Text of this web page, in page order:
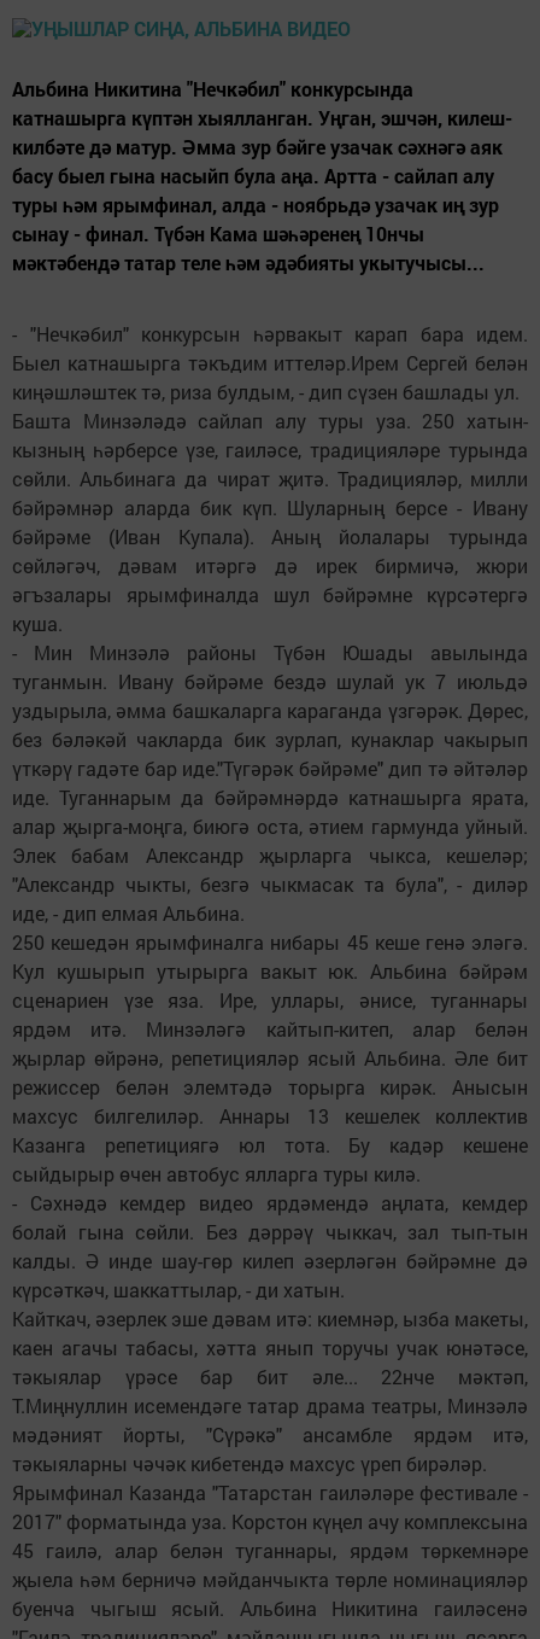
Альбина Никитина "Нечкәбил" конкурсында
катнашырга күптән хыялланган. Уңган, эшчән, килеш-
килбәте дә матур. Әмма зур бәйге узачак сәхнәгә аяк
басу быел гына насыйп була аңа. Артта - сайлап алу
туры һәм ярымфинал, алда - ноябрьдә узачак иң зур
сынау - финал. Түбән Кама шәһәренең 10нчы
мәктәбендә татар теле һәм әдәбияты укытучысы...
- "Нечкәбил" конкурсын һәрвакыт карап бара идем.
Быел катнашырга тәкъдим иттеләр.Ирем Сергей белән
киңәшләштек тә, риза булдым, - дип сүзен башлады ул.
Башта Минзәләдә сайлап алу туры уза. 250 хатын-
кызның һәрберсе үзе, гаиләсе, традицияләре турында
сөйли. Альбинага да чират җитә. Традицияләр, милли
бәйрәмнәр аларда бик күп. Шуларның берсе - Ивану
бәйрәме (Иван Купала). Аның йолалары турында
сөйләгәч, дәвам итәргә дә ирек бирмичә, жюри
әгъзалары ярымфиналда шул бәйрәмне күрсәтергә
куша.
- Мин Минзәлә районы Түбән Юшады авылында
туганмын. Ивану бәйрәме бездә шулай ук 7 июльдә
уздырыла, әмма башкаларга караганда үзгәрәк. Дөрес,
без бәләкәй чакларда бик зурлап, кунаклар чакырып
үткәрү гадәте бар иде."Түгәрәк бәйрәме" дип тә әйтәләр
иде. Туганнарым да бәйрәмнәрдә катнашырга ярата,
алар җырга-моңга, биюгә оста, әтием гармунда уйный.
Элек бабам Александр җырларга чыкса, кешеләр;
"Александр чыкты, безгә чыкмасак та була", - диләр
иде, - дип елмая Альбина.
250 кешедән ярымфиналга нибары 45 кеше генә эләгә.
Кул кушырып утырырга вакыт юк. Альбина бәйрәм
сценариен үзе яза. Ире, уллары, әнисе, туганнары
ярдәм итә. Минзәләгә кайтып-китеп, алар белән
җырлар өйрәнә, репетицияләр ясый Альбина. Әле бит
режиссер белән элемтәдә торырга кирәк. Анысын
махсус билгелиләр. Аннары 13 кешелек коллектив
Казанга репетициягә юл тота. Бу кадәр кешене
сыйдырыр өчен автобус ялларга туры килә.
- Сәхнәдә кемдер видео ярдәмендә аңлата, кемдер
болай гына сөйли. Без дәррәү чыккач, зал тып-тын
калды. Ә инде шау-гөр килеп әзерләгән бәйрәмне дә
күрсәткәч, шаккаттылар, - ди хатын.
Кайткач, әзерлек эше дәвам итә: киемнәр, ызба макеты,
каен агачы табасы, хәтта янып торучы учак юнәтәсе,
тәкыялар үрәсе бар бит әле... 22нче мәктәп,
Т.Миңнуллин исемендәге татар драма театры, Минзәлә
мәдәният йорты, "Сүрәкә" ансамбле ярдәм итә,
тәкыяларны чәчәк кибетендә махсус үреп бирәләр.
Ярымфинал Казанда "Татарстан гаиләләре фестивале -
2017" форматында уза. Корстон күңел ачу комплексына
45 гаилә, алар белән туганнары, ярдәм төркемнәре
җыела һәм берничә мәйданчыкта төрле номинацияләр
буенча чыгыш ясый. Альбина Никитина гаиләсенә